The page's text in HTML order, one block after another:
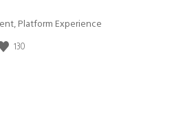
Platform Experience
130